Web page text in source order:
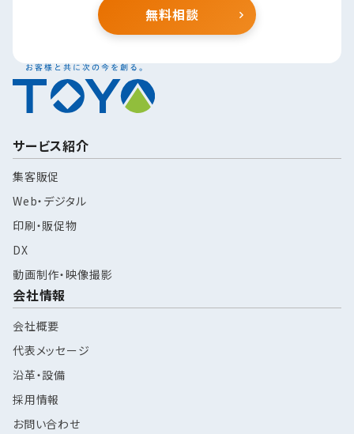
サービス紹介
集客販促
Web・デジタル
印刷・販促物
DX
動画制作・映像撮影
会社情報
会社概要
代表メッセージ
沿革・設備
採用情報
お問い合わせ
無料相談